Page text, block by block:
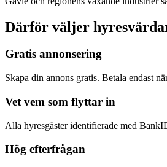
Därför väljer
Gratis annonsering
Skapa din annons gratis. Betala endast
Vet vem som flyttar in
Alla hyresgäster identifierade med
Hög efterfrågan